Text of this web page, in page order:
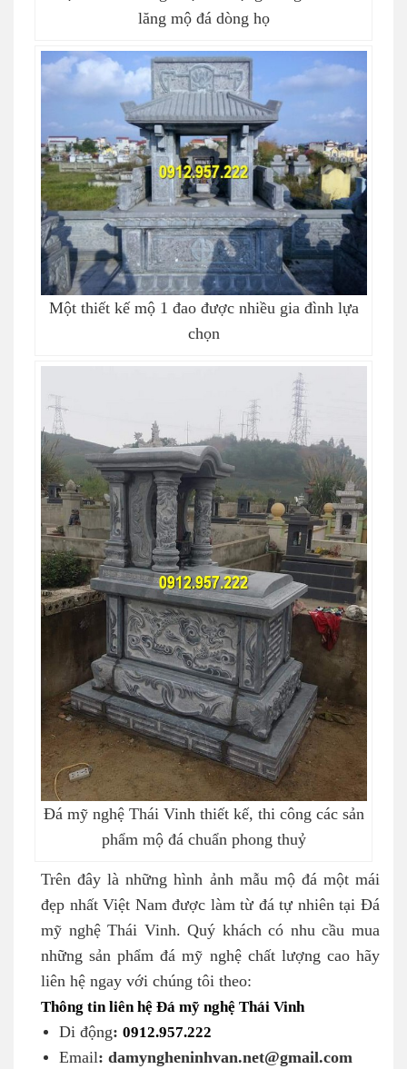
lăng mộ đá dòng họ
Một thiết kế mộ 1 đao được nhiều gia đình lựa
chọn
Đá mỹ nghệ Thái Vinh thiết kế, thi công các sản
phẩm mộ đá chuẩn phong thuỷ
Trên đây là những hình ảnh mẫu mộ đá một mái
đẹp nhất Việt Nam được làm từ đá tự nhiên tại Đá
mỹ nghệ Thái Vinh. Quý khách có nhu cầu mua
những sản phẩm đá mỹ nghệ chất lượng cao hãy
liên hệ ngay với chúng tôi theo:
Thông tin liên hệ Đá mỹ nghệ Thái Vinh
Di động: 0912.957.222
Email: damyngheninhvan.net@gmail.com